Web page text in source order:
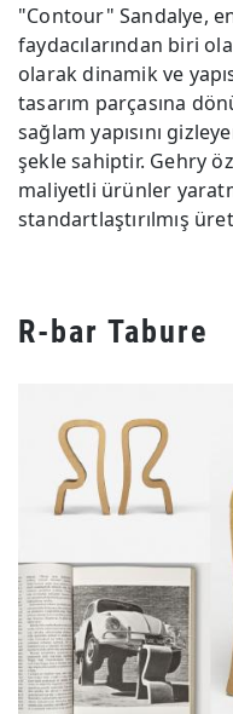
"Contour" Sandalye,
faydacılarından biri
olarak dinamik ve
tasarım parçasına
sağlam yapısını
şekle sahiptir. Gehry
maliyetli ürünler
standartlaştırılmış
R-bar Tabure